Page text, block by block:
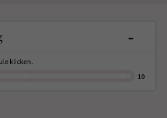
-
klicken.
10
Couch Medien GmbH & Co. KG